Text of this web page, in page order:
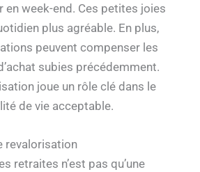
en week-end. Ces petites joies
plus agréable. En plus,
peuvent compenser les
subies précédemment.
joue un rôle clé dans le
de vie acceptable.
revalorisation
retraites n’est pas qu’une